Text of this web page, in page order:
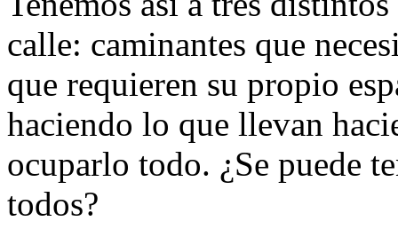
calle: caminantes que
que requieren su propio
haciendo lo que llevan
ocuparlo todo. ¿Se puede
todos?